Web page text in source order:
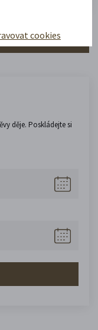
děje. Poskládejte si
cookies